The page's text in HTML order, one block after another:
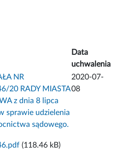
Data
uchwalenia
NR
20 RADY MIASTA
z dnia 8 lipca
sprawie udzielenia
sądowego.
2020-07-
08
(118.46 kB)